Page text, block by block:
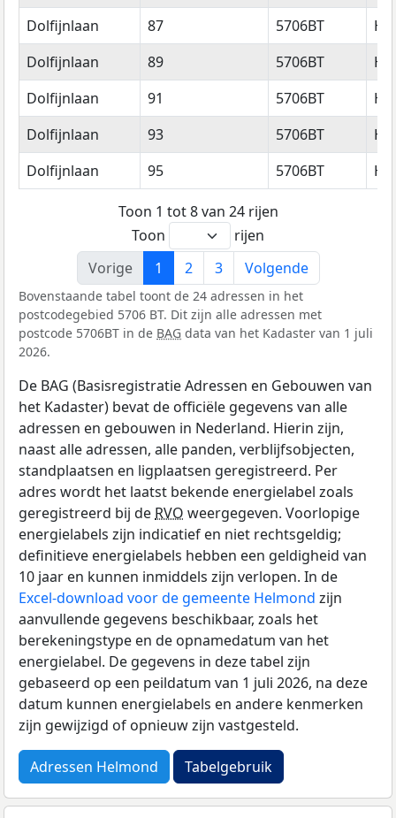
Dolfijnlaan
87 5706BT
Dolfijnlaan
89 5706BT
Dolfijnlaan
91 5706BT
Dolfijnlaan
93 5706BT
Dolfijnlaan
95 5706BT
Toon 1 tot 8 van 24 rijen
Toon
rijen
Vorige
1 2 3 Volgende
Bovenstaande tabel toont de 24 adressen in het
postcodegebied 5706 BT. Dit zijn alle adressen met
postcode 5706BT in de BAG data van het Kadaster van 1 juli
2026.
De BAG (Basisregistratie Adressen en Gebouwen van
het Kadaster) bevat de officiële gegevens van alle
adressen en gebouwen in Nederland. Hierin zijn,
naast alle adressen, alle panden, verblijfsobjecten,
standplaatsen en ligplaatsen geregistreerd. Per
adres wordt het laatst bekende energielabel zoals
geregistreerd bij de RVO weergegeven. Voorlopige
energielabels zijn indicatief en niet rechtsgeldig;
definitieve energielabels hebben een geldigheid van
10 jaar en kunnen inmiddels zijn verlopen. In de
Excel-download voor de gemeente Helmond zijn
aanvullende gegevens beschikbaar, zoals het
berekeningstype en de opnamedatum van het
energielabel. De gegevens in deze tabel zijn
gebaseerd op een peildatum van 1 juli 2026, na deze
datum kunnen energielabels en andere kenmerken
zijn gewijzigd of opnieuw zijn vastgesteld.
Adressen Helmond Tabelgebruik